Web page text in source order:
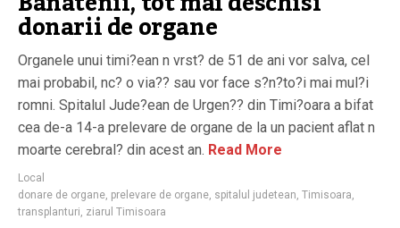
donarii de organe
Organele unui timi?ean n vrst? de 51 de ani vor salva, cel
mai probabil, nc? o via?? sau vor face s?n?to?i mai mul?i
romni. Spitalul Jude?ean de Urgen?? din Timi?oara a bifat
cea de-a 14-a prelevare de organe de la un pacient aflat n
moarte cerebral? din acest an. Read More
Local
donare de organe, prelevare de organe, spitalul judetean, Timisoara,
transplanturi, ziarul Timisoara